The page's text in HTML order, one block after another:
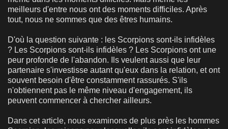
meilleurs d'entre nous ont des moments difficiles. Après
tout, nous ne sommes que des êtres humains.
D'où la question suivante : les Scorpions sont-ils infidèles
? Les Scorpions sont-ils infidèles ? Les Scorpions ont une
peur profonde de l'abandon. Ils veulent aussi que leur
partenaire s'investisse autant qu'eux dans la relation, et ont
souvent besoin d'être constamment rassurés. S'ils
n'obtiennent pas le même niveau d'engagement, ils
peuvent commencer à chercher ailleurs.
Dans cet article, nous examinons de plus près les hommes